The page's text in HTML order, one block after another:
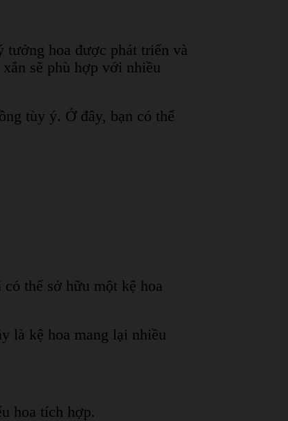
tưởng hoa được phát triển và
sẽ phù hợp với nhiều
tùy ý. Ở đây, bạn có thể
thể sở hữu một kệ hoa
là kệ hoa mang lại nhiều
hoa tích hợp.